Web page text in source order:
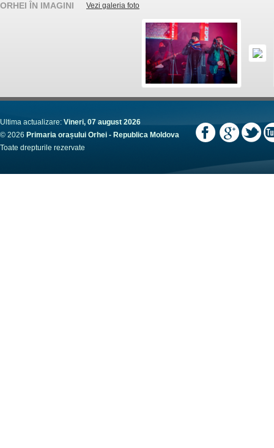
ORHEI ÎN IMAGINI Vezi galeria foto
Ultima actualizare: Vineri, 07 august 2026
© 2026 Primaria orașului Orhei - Republica Moldova
Toate drepturile rezervate